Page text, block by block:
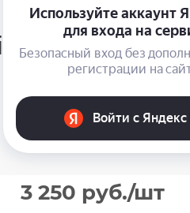
Medicell
3 250 руб./шт